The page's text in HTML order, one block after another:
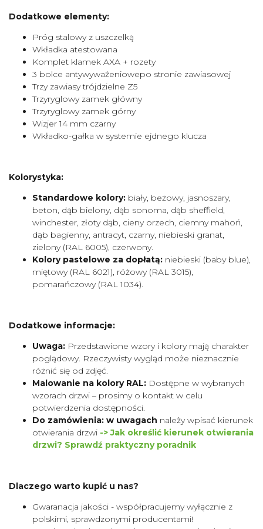
Dodatkowe elementy:
Próg stalowy z uszczelką
Wkładka atestowana
Komplet klamek AXA + rozety
3 bolce antywyważeniowepo stronie zawiasowej
Trzy zawiasy trójdzielne Z5
Trzyryglowy zamek główny
Trzyryglowy zamek górny
Wizjer 14 mm czarny
Wkładko-gałka w systemie ejdnego klucza
Kolorystyka:
Standardowe kolory: biały, beżowy, jasnoszary,
beton, dąb bielony, dąb sonoma, dąb sheffield,
winchester, złoty dąb, cieny orzech, ciemny mahoń,
dąb bagienny, antracyt, czarny, niebieski granat,
zielony (RAL 6005), czerwony.
Kolory pastelowe za dopłatą: niebieski (baby blue),
miętowy (RAL 6021), różowy (RAL 3015),
pomarańczowy (RAL 1034).
Dodatkowe informacje:
Uwaga: Przedstawione wzory i kolory mają charakter
poglądowy. Rzeczywisty wygląd może nieznacznie
różnić się od zdjęć.
Malowanie na kolory RAL: Dostępne w wybranych
wzorach drzwi – prosimy o kontakt w celu
potwierdzenia dostępności.
Do zamówienia: w uwagach należy wpisać kierunek
otwierania drzwi -> Jak określić kierunek otwierania
drzwi? Sprawdź praktyczny poradnik
Dlaczego warto kupić u nas?
Gwaranacja jakości - współpracujemy wyłącznie z
polskimi, sprawdzonymi producentami!